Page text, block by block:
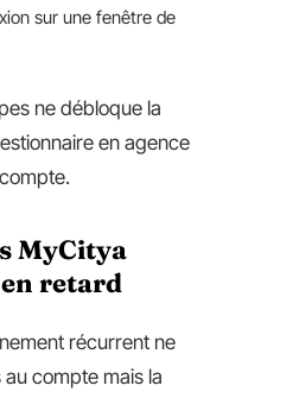
sur une fenêtre de
ne débloque la
en agence
MyCitya
retard
récurrent ne
compte mais la